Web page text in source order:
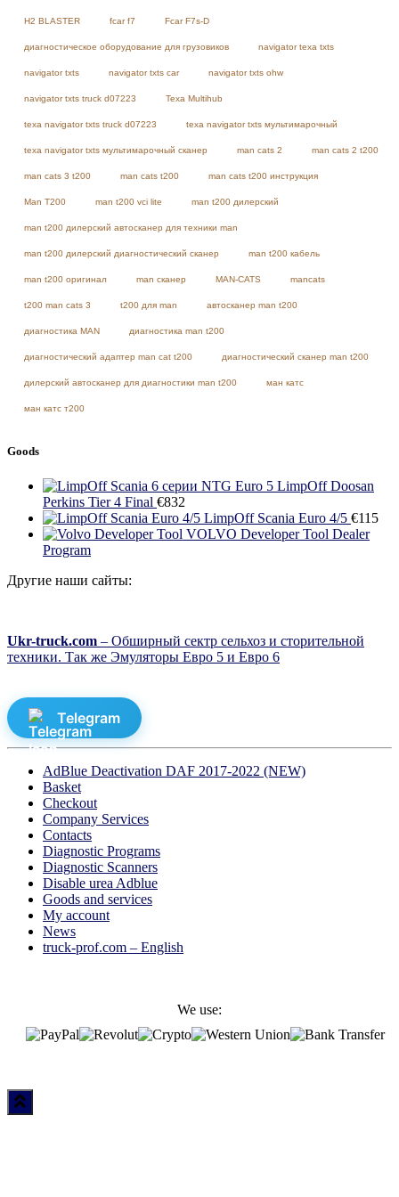
H2 BLASTER fcar f7 Fcar F7s-D
диагностическое оборудование для грузовиков navigator texa txts
navigator txts navigator txts car navigator txts ohw
navigator txts truck d07223 Texa Multihub
texa navigator txts truck d07223 texa navigator txts мультимарочный
texa navigator txts мультимарочный сканер man cats 2 man cats 2 t200
man cats 3 t200 man cats t200 man cats t200 инструкция
Man T200 man t200 vci lite man t200 дилерский
man t200 дилерский автосканер для техники man
man t200 дилерский диагностический сканер man t200 кабель
man t200 оригинал man сканер MAN-CATS mancats
t200 man cats 3 t200 для man автосканер man t200
диагностика MAN диагностика man t200
диагностический адаптер man cat t200 диагностический сканер man t200
дилерский автосканер для диагностики man t200 ман катс
ман катс т200
Goods
LimpOff Doosan
Perkins Tier 4 Final €832
LimpOff Scania Euro 4/5 €115
VOLVO Developer Tool Dealer
Program
Другие наши сайты:
Ukr-truck.com – Обширный сектр сельхоз и сторительной
техники. Так же Эмуляторы Евро 5 и Евро 6
Telegram
AdBlue Deactivation DAF 2017-2022 (NEW)
Basket
Checkout
Company Services
Contacts
Diagnostic Programs
Diagnostic Scanners
Disable urea Adblue
Goods and services
My account
News
truck-prof.com – English
We use: